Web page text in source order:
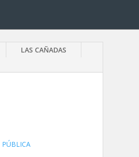
LAS CAÑADAS
PÚBLICA